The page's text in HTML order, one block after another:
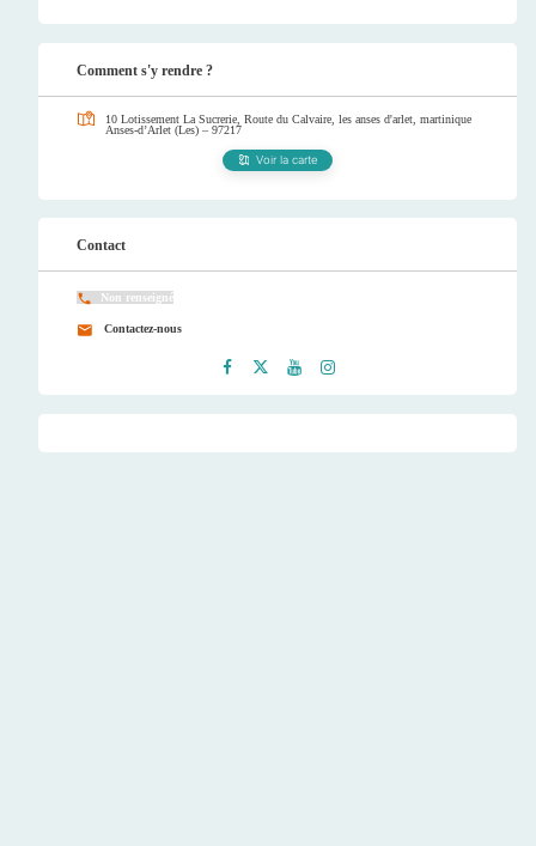
Comment s'y rendre ?
10 Lotissement La Sucrerie, Route du Calvaire, les anses d'arlet, martinique
Anses-d’Arlet (Les) – 97217
Voir la carte
Contact
Non renseigné
Contactez-nous